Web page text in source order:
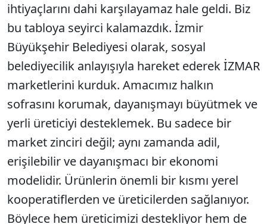
ihtiyaçlarını dahi karşılayamaz hale geldi. Biz
bu tabloya seyirci kalamazdık. İzmir
Büyükşehir Belediyesi olarak, sosyal
belediyecilik anlayışıyla hareket ederek İZMAR
marketlerini kurduk. Amacımız halkın
sofrasını korumak, dayanışmayı büyütmek ve
yerli üreticiyi desteklemek. Bu sadece bir
market zinciri değil; aynı zamanda adil,
erişilebilir ve dayanışmacı bir ekonomi
modelidir. Ürünlerin önemli bir kısmı yerel
kooperatiflerden ve üreticilerden sağlanıyor.
Böylece hem üreticimizi destekliyor hem de